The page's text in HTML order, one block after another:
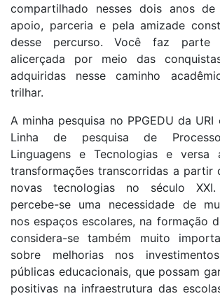
compartilhado nesses dois anos de
apoio, parceria e pela amizade
desse percurso. Você faz parte
alicerçada por meio das
adquiridas nesse caminho
trilhar.
A minha pesquisa no PPGEDU da URI
Linha de pesquisa de
Linguagens e Tecnologias e versa
transformações transcorridas a partir
novas tecnologias no século
percebe-se uma necessidade de
nos espaços escolares, na formação
considera-se também muito
sobre melhorias nos
públicas educacionais, que possam
positivas na infraestrutura das